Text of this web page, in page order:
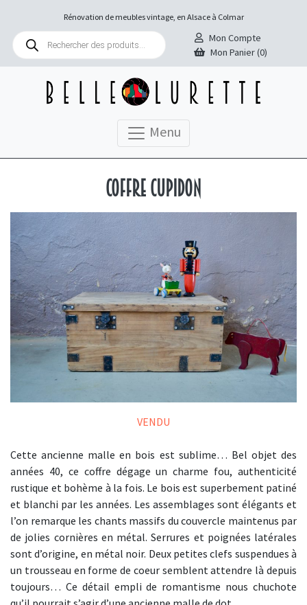
Rénovation de meubles vintage, en Alsace à Colmar
Recherche
produits
Mon Compte
Mon Panier (0)
Menu
Coffre Cupidon
VENDU
Cette ancienne malle en bois est sublime… Bel objet des
années 40, ce coffre dégage un charme fou, authenticité
rustique et bohème à la fois. Le bois est superbement patiné
et blanchi par les années. Les assemblages sont élégants et
l’on remarque les chants massifs du couvercle maintenus par
de jolies cornières en métal. Serrures et poignées latérales
sont d’origine, en métal noir. Deux petites clefs suspendues à
un trousseau en forme de coeur semblent attendre là depuis
toujours… Ce détail empli de romantisme nous chuchote